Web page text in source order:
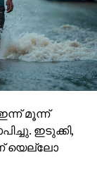
മൂന്ന്
ഇടുക്കി,
യെല്ലോ